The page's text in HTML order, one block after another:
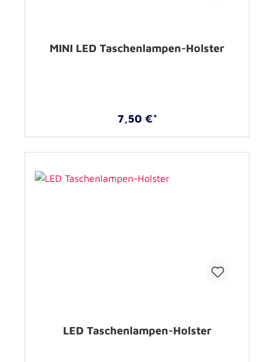
MINI LED Taschenlampen-Holster
7,50 €*
LED Taschenlampen-Holster